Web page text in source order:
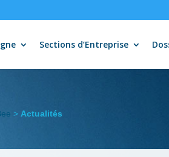
Sections d’Entreprise
> Actualités